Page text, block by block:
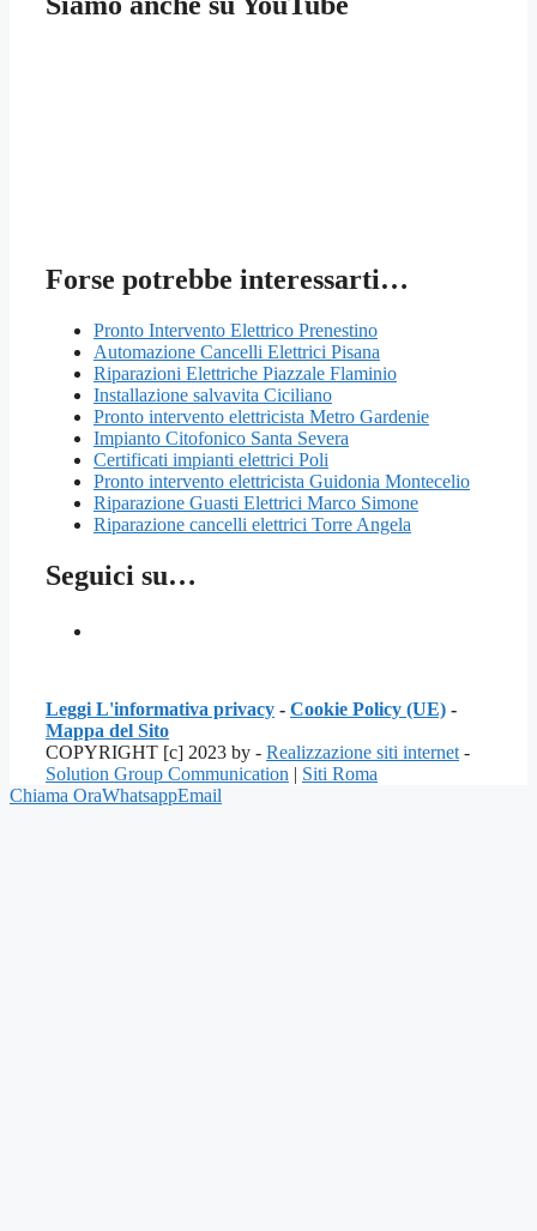
Forse potrebbe interessarti…
Pronto Intervento Elettrico Prenestino
Automazione Cancelli Elettrici Pisana
Riparazioni Elettriche Piazzale Flaminio
Installazione salvavita Ciciliano
Pronto intervento elettricista Metro Gardenie
Impianto Citofonico Santa Severa
Certificati impianti elettrici Poli
Pronto intervento elettricista Guidonia Montecelio
Riparazione Guasti Elettrici Marco Simone
Riparazione cancelli elettrici Torre Angela
Seguici su…
Leggi L'informativa privacy - Cookie Policy (UE) -
Mappa del Sito
COPYRIGHT [c] 2023 by - Realizzazione siti internet -
Solution Group Communication | Siti Roma
Chiama OraWhatsappEmail